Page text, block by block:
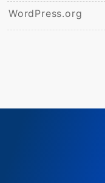
WordPress.org